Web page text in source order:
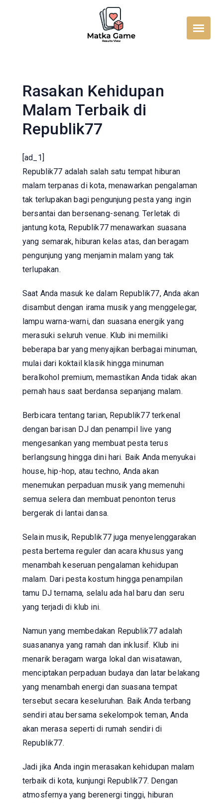
Rasakan Kehidupan
Malam Terbaik di
Republik77
[ad_1]
Republik77 adalah salah satu tempat hiburan
malam terpanas di kota, menawarkan pengalaman
tak terlupakan bagi pengunjung pesta yang ingin
bersantai dan bersenang-senang. Terletak di
jantung kota, Republik77 menawarkan suasana
yang semarak, hiburan kelas atas, dan beragam
pengunjung yang menjamin malam yang tak
terlupakan.
Saat Anda masuk ke dalam Republik77, Anda akan
disambut dengan irama musik yang menggelegar,
lampu warna-warni, dan suasana energik yang
merasuki seluruh venue. Klub ini memiliki
beberapa bar yang menyajikan berbagai minuman,
mulai dari koktail klasik hingga minuman
beralkohol premium, memastikan Anda tidak akan
pernah haus saat berdansa sepanjang malam.
Berbicara tentang tarian, Republik77 terkenal
dengan barisan DJ dan penampil live yang
mengesankan yang membuat pesta terus
berlangsung hingga dini hari. Baik Anda menyukai
house, hip-hop, atau techno, Anda akan
menemukan perpaduan musik yang memenuhi
semua selera dan membuat penonton terus
bergerak di lantai dansa.
Selain musik, Republik77 juga menyelenggarakan
pesta bertema reguler dan acara khusus yang
menambah keseruan pengalaman kehidupan
malam. Dari pesta kostum hingga penampilan
tamu DJ ternama, selalu ada hal baru dan seru
yang terjadi di klub ini.
Namun yang membedakan Republik77 adalah
suasananya yang ramah dan inklusif. Klub ini
menarik beragam warga lokal dan wisatawan,
menciptakan perpaduan budaya dan latar belakang
yang menambah energi dan suasana tempat
tersebut secara keseluruhan. Baik Anda terbang
sendiri atau bersama sekelompok teman, Anda
akan merasa seperti di rumah sendiri di
Republik77.
Jadi jika Anda ingin merasakan kehidupan malam
terbaik di kota, kunjungi Republik77. Dengan
atmosfernya yang berenergi tinggi, hiburan